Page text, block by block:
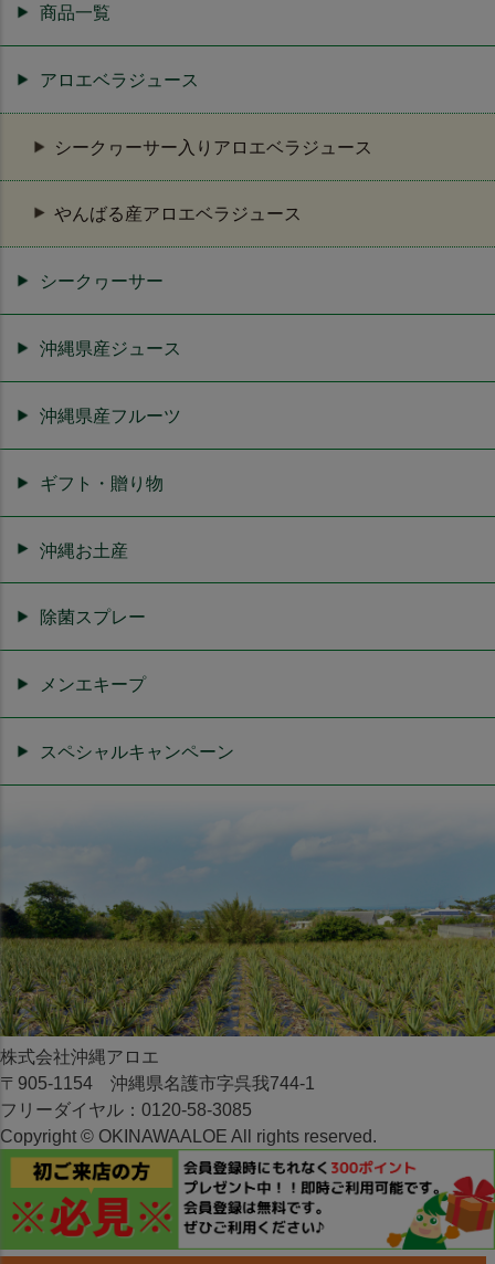
商品一覧
アロエベラジュース
シークヮーサー入りアロエベラジュース
やんばる産アロエベラジュース
シークヮーサー
沖縄県産ジュース
沖縄県産フルーツ
ギフト・贈り物
沖縄お土産
除菌スプレー
メンエキープ
スペシャルキャンペーン
株式会社沖縄アロエ
〒905-1154 沖縄県名護市字呉我744-1
フリーダイヤル：0120-58-3085
Copyright © OKINAWAALOE All rights reserved.